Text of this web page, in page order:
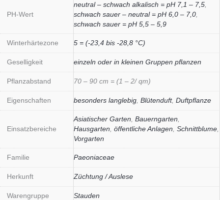
PH-Wert
neutral – schwach alkalisch = pH 7,1 – 7,5
schwach sauer – neutral = pH 6,0 – 7,0
schwach sauer = pH 5,5 – 5,9
Winterhärtezone 5 = (-23,4 bis -28,8 °C)
Geselligkeit einzeln oder in kleinen Gruppen pflanzen
Pflanzabstand 70 – 90 cm = (1 – 2/ qm)
Eigenschaften besonders langlebig Blütenduft, Duftpflanze
Einsatzbereiche
Asiatischer Garten Bauerngarten
Hausgarten öffentliche Anlagen Schnittblume
Vorgarten
Familie Paeoniaceae
Herkunft Züchtung / Auslese
Warengruppe Stauden